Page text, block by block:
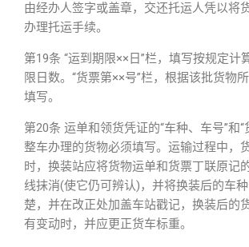
由经办人签字或盖章，交还托运人凭以将
办理托运手续。
第19条 “运到期限××日”栏，填写按规定计
限日数。“货票第××号”栏，根据该批货物
填写。
第20条 运单和领货凭证的“车种、车号”和
整车办理的货物必须填写。运输过程中，
时，换装站应将货物运单和货票丁联原记
线抹消(使它仍可辨认)，并将换装后的车
楚，并在改正处加盖车站戳记，换装后的
有变动时，并应更正货车标重。